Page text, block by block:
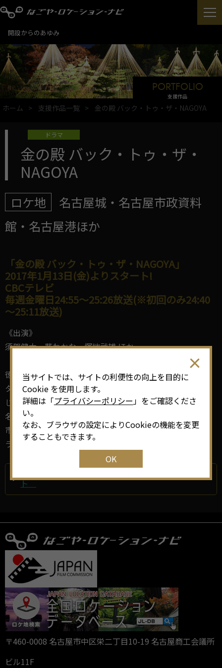
開設からのあゆみ
PORTFOLIO
支援作品
ホーム 支援作品一覧 金の殿 バック・トゥ・ザ・NAGOYA
ドラマ
金の殿 バック・トゥ・ザ・
NAGOYA
ロケ地
名古屋城・名古屋市政資料
館・名古屋港ほか
「金の殿 バック・トゥ・ザ・NAGOYA」
2017年1月13日(金)よりスタート!
CBCテレビ
毎週金曜日24:55～25:26放送(※初回のみ24:40
～25:11放送)
《出演》
須賀健太、葵わかな、塚地武雄 ほか
徳川宗春が主役!
タイムスリップしてきた宗春には今の「名古屋」をどう感
じるのでしょうか!
名古屋の魅力が再発見できるかも!
市内各所で撮影されたこの作品。多数のロケナビエキスト
ラさんが参加していますので、是非ご覧ください☆
金の殿 バック・トゥ・ザ・NAGOYA 公式サイ
ト
〒460-0008 名古屋市中区栄二丁目10-19 名古屋商工会議所
ビル11F
当サイトでは、サイトの利便性の向上を目的に
Cookie を使用します。
詳細は「プライバシーポリシー 」をご確認くださ
い。
なお、ブラウザの設定によりCookieの機能を変更
することもできます。
OK